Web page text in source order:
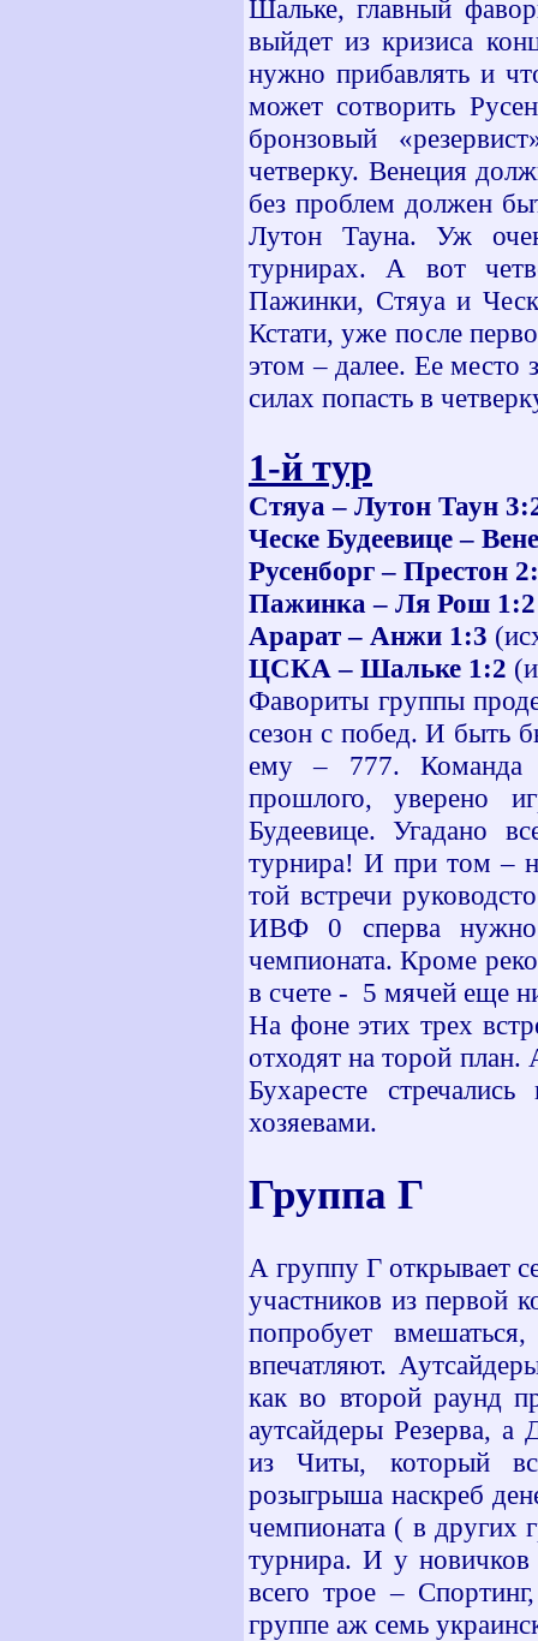
Шальке, главный
выйдет из кризиса
нужно прибавлять и
может сотворить
бронзовый
четверку. Венеция
без проблем должен
Лутон Тауна. Уж
турнирах. А вот
Пажинки, Стяуа и
Кстати, уже после
этом – далее. Ее место
силах попасть в
1-й тур
Стяуа – Лутон Таун
Ческе Будеевице –
Русенборг – Престон
Пажинка – Ля Рош 1:2
Арарат – Анжи 1:3
ЦСКА – Шальке 1:2
Фавориты группы
сезон с побед. И быть
ему – 777. Команда
прошлого, уверено
Будеевице. Угадано
турнира! И при том –
той встречи
ИВФ 0 сперва нужно
чемпионата. Кроме
в счете - 5 мячей еще
На фоне этих трех
отходят на торой план.
Бухаресте
хозяевами.
Группа Г
А группу Г открывает
участников из первой
попробует
впечатляют.
как во второй раунд
аутсайдеры Резерва,
из Читы, который
розыгрыша наскреб
чемпионата ( в других
турнира. И у новичков
всего трое –
группе аж семь